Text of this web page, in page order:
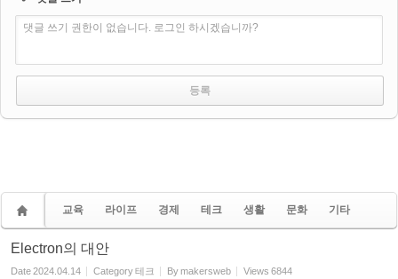
댓글 쓰기 권한이 없습니다. 로그인 하시겠습니까?
교육 라이프 경제 테크 생활 문화 기타
Electron의 대안
Date2024.04.14 Category테크 Bymakersweb Views 6844